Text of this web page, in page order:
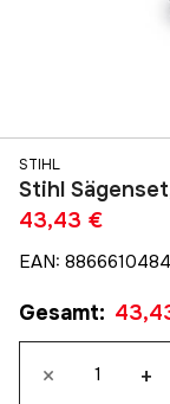
STIHL
Stihl
43,43 €
EAN:
Gesamt:
× +